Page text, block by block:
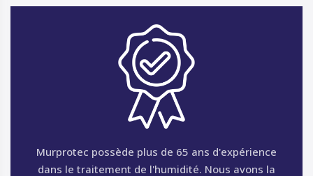
Murprotec possède plus de 65 ans d'expérience
dans le traitement de l'humidité. Nous avons la